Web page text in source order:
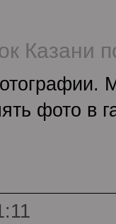
Казани
фото в